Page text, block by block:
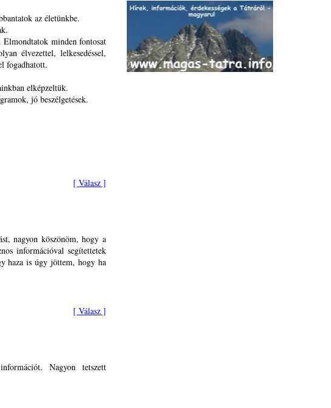
az életünkbe.
Elmondtatok minden fontosat
élvezettel, lelkesedéssel,
fogadhatott.
elképzeltük.
jó beszélgetések.
[ Válasz ]
nagyon köszönöm, hogy a
információval segítettetek
haza is úgy jöttem, hogy ha
[ Válasz ]
Nagyon tetszett